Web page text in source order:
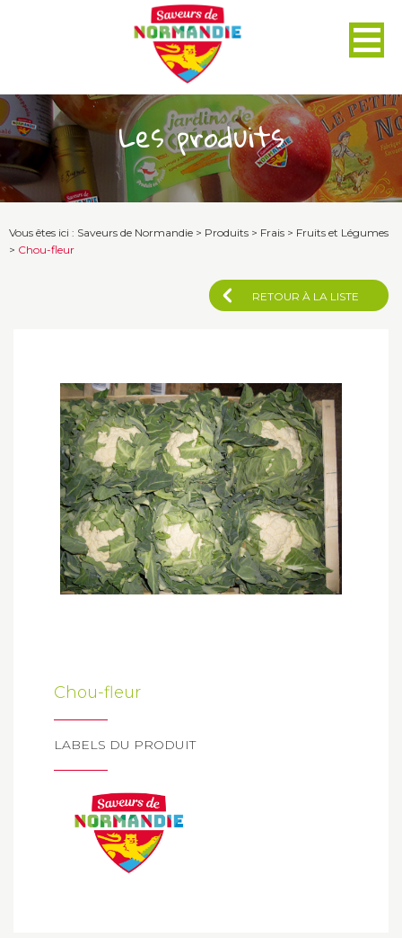
Les produits
Vous êtes ici : Saveurs de Normandie > Produits > Frais > Fruits et Légumes
> Chou-fleur
RETOUR À LA LISTE
Chou-fleur
LABELS DU PRODUIT
Panneau de gestion des cookies